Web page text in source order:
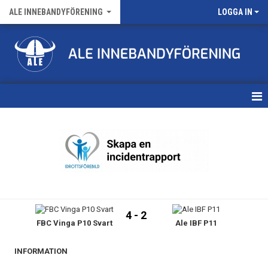
ALE INNEBANDYFÖRENING LOGGA IN
FÖRENINGENS MATCHER
NYHETSARKIV
MEDLEMSKAP
FBC Vinga P10 Svart
4 - 2
Ale IBF P11
INFORMATION